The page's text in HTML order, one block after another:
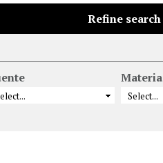
Refine search
Materia